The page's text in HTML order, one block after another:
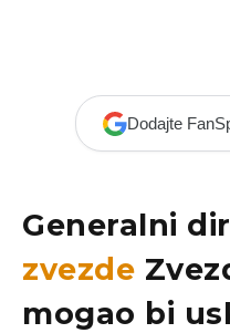
Dodajte
Generalni
zvezde
mogao bi